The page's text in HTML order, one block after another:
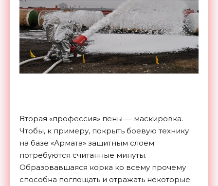
Вторая «профессия» пены — маскировка.
Чтобы, к примеру, покрыть боевую технику
на базе «Армата» защитным слоем
потребуются считанные минуты.
Образовавшаяся корка ко всему прочему
способна поглощать и отражать некоторые